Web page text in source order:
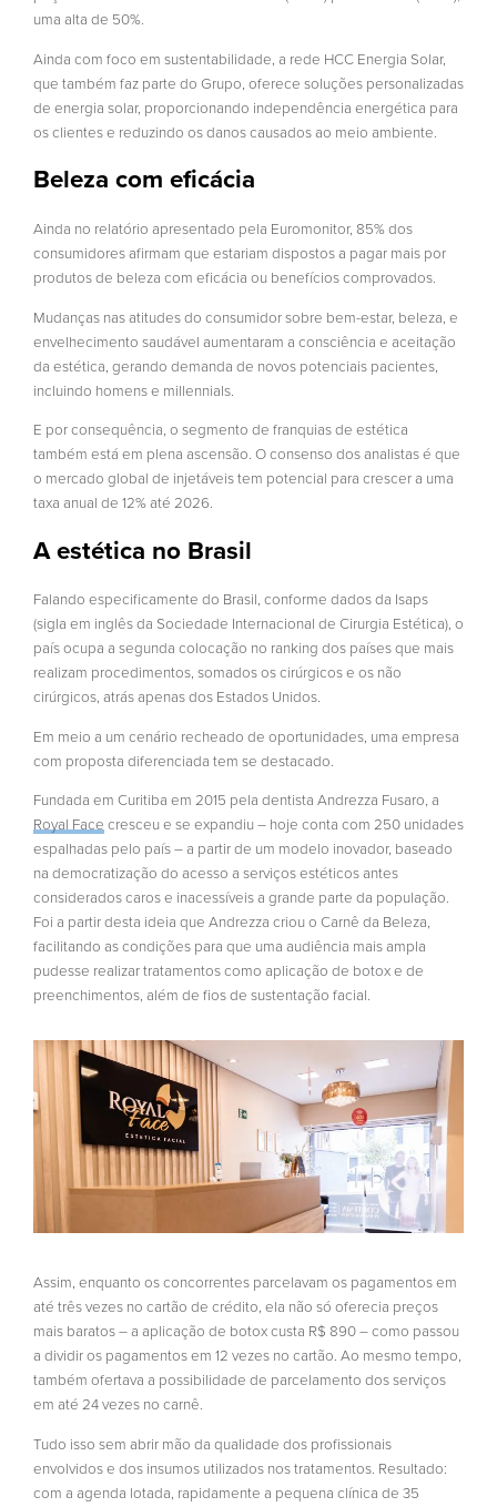
uma alta de 50%.
Ainda com foco em sustentabilidade, a rede HCC Energia Solar,
que também faz parte do Grupo, oferece soluções personalizadas
de energia solar, proporcionando independência energética para
os clientes e reduzindo os danos causados ao meio ambiente.
Beleza com eficácia
Ainda no relatório apresentado pela Euromonitor, 85% dos
consumidores afirmam que estariam dispostos a pagar mais por
produtos de beleza com eficácia ou benefícios comprovados.
Mudanças nas atitudes do consumidor sobre bem-estar, beleza, e
envelhecimento saudável aumentaram a consciência e aceitação
da estética, gerando demanda de novos potenciais pacientes,
incluindo homens e millennials.
E por consequência, o segmento de franquias de estética
também está em plena ascensão. O consenso dos analistas é que
o mercado global de injetáveis ​​tem potencial para crescer a uma
taxa anual de 12% até 2026.
A estética no Brasil
Falando especificamente do Brasil, conforme dados da Isaps
(sigla em inglês da Sociedade Internacional de Cirurgia Estética), o
país ocupa a segunda colocação no ranking dos países que mais
realizam procedimentos, somados os cirúrgicos e os não
cirúrgicos, atrás apenas dos Estados Unidos.
Em meio a um cenário recheado de oportunidades, uma empresa
com proposta diferenciada tem se destacado.
Fundada em Curitiba em 2015 pela dentista Andrezza Fusaro, a
Royal Face cresceu e se expandiu – hoje conta com 250 unidades
espalhadas pelo país – a partir de um modelo inovador, baseado
na democratização do acesso a serviços estéticos antes
considerados caros e inacessíveis a grande parte da população.
Foi a partir desta ideia que Andrezza criou o Carnê da Beleza,
facilitando as condições para que uma audiência mais ampla
pudesse realizar tratamentos como aplicação de botox e de
preenchimentos, além de fios de sustentação facial.
Assim, enquanto os concorrentes parcelavam os pagamentos em
até três vezes no cartão de crédito, ela não só oferecia preços
mais baratos – a aplicação de botox custa R$ 890 – como passou
a dividir os pagamentos em 12 vezes no cartão. Ao mesmo tempo,
também ofertava a possibilidade de parcelamento dos serviços
em até 24 vezes no carnê.
Tudo isso sem abrir mão da qualidade dos profissionais
envolvidos e dos insumos utilizados nos tratamentos. Resultado:
com a agenda lotada, rapidamente a pequena clínica de 35